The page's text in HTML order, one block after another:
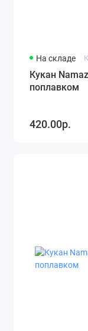
На складе
Кукан
поплавком
420.00р.